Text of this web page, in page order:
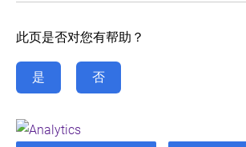
此页是否对您有帮助？
是 否